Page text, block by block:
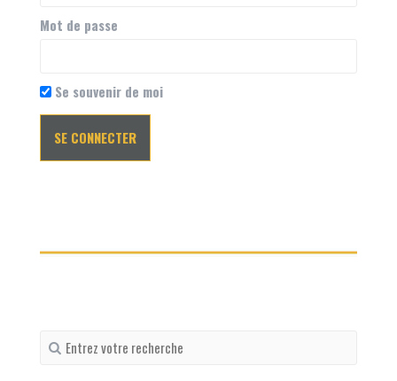
Mot de passe
Se souvenir de moi
Recherche
pour